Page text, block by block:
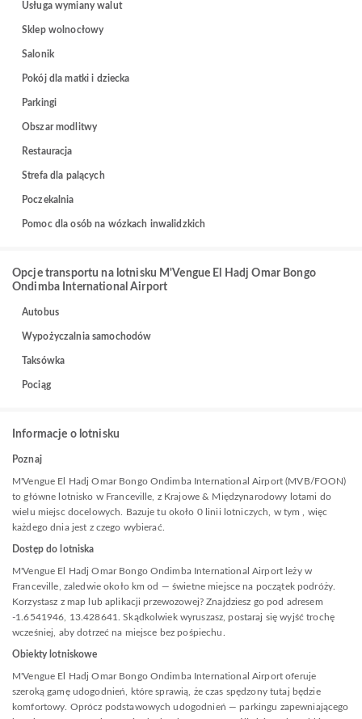
Usługa wymiany walut
Sklep wolnocłowy
Salonik
Pokój dla matki i dziecka
Parkingi
Obszar modlitwy
Restauracja
Strefa dla palących
Poczekalnia
Pomoc dla osób na wózkach inwalidzkich
Opcje transportu na lotnisku M'Vengue El Hadj Omar Bongo
Ondimba International Airport
Autobus
Wypożyczalnia samochodów
Taksówka
Pociąg
Informacje o lotnisku
Poznaj
M'Vengue El Hadj Omar Bongo Ondimba International Airport (MVB/FOON)
to główne lotnisko w Franceville, z Krajowe & Międzynarodowy lotami do
wielu miejsc docelowych. Bazuje tu około 0 linii lotniczych, w tym , więc
każdego dnia jest z czego wybierać.
Dostęp do lotniska
M'Vengue El Hadj Omar Bongo Ondimba International Airport leży w
Franceville, zaledwie około km od — świetne miejsce na początek podróży.
Korzystasz z map lub aplikacji przewozowej? Znajdziesz go pod adresem
-1.6541946, 13.428641. Skądkolwiek wyruszasz, postaraj się wyjść trochę
wcześniej, aby dotrzeć na miejsce bez pośpiechu.
Obiekty lotniskowe
M'Vengue El Hadj Omar Bongo Ondimba International Airport oferuje
szeroką gamę udogodnień, które sprawią, że czas spędzony tutaj będzie
komfortowy. Oprócz podstawowych udogodnień — parkingu zapewniającego